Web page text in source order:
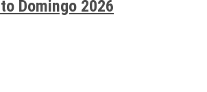
Domingo 2026